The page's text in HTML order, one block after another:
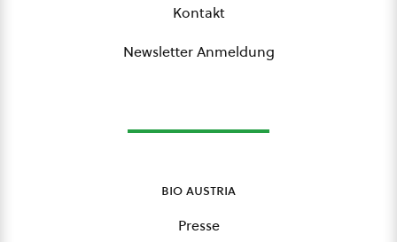
Kontakt
Newsletter Anmeldung
bio austria
Presse